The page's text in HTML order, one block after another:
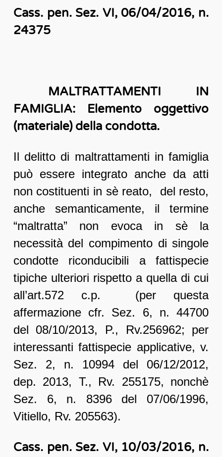
Cass. pen. Sez. VI, 06/04/2016, n.
24375
MALTRATTAMENTI IN
FAMIGLIA: Elemento oggettivo
(materiale) della condotta.
Il delitto di maltrattamenti in famiglia
può essere integrato anche da atti
non costituenti in sè reato, del resto,
anche semanticamente, il termine
“maltratta” non evoca in sè la
necessità del compimento di singole
condotte riconducibili a fattispecie
tipiche ulteriori rispetto a quella di cui
all’art.572 c.p. (per questa
affermazione cfr. Sez. 6, n. 44700
del 08/10/2013, P., Rv.256962; per
interessanti fattispecie applicative, v.
Sez. 2, n. 10994 del 06/12/2012,
dep. 2013, T., Rv. 255175, nonchè
Sez. 6, n. 8396 del 07/06/1996,
Vitiello, Rv. 205563).
Cass. pen. Sez. VI, 10/03/2016, n.